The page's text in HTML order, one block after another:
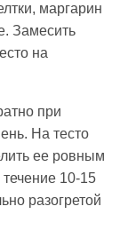
маргарин
Замесить
на
при
На тесто
ее ровным
10-15
разогретой